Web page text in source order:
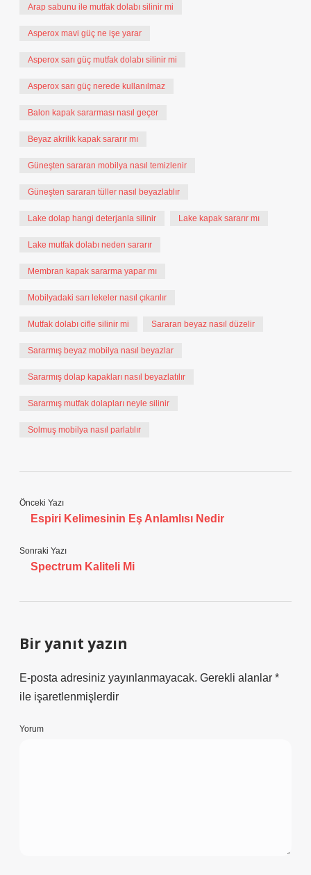
Arap sabunu ile mutfak dolabı silinir mi
Asperox mavi güç ne işe yarar
Asperox sarı güç mutfak dolabı silinir mi
Asperox sarı güç nerede kullanılmaz
Balon kapak sararması nasıl geçer
Beyaz akrilik kapak sararır mı
Güneşten sararan mobilya nasıl temizlenir
Güneşten sararan tüller nasıl beyazlatılır
Lake dolap hangi deterjanla silinir Lake kapak sararır mı
Lake mutfak dolabı neden sararır
Membran kapak sararma yapar mı
Mobilyadaki sarı lekeler nasıl çıkarılır
Mutfak dolabı cifle silinir mi Sararan beyaz nasıl düzelir
Sararmış beyaz mobilya nasıl beyazlar
Sararmış dolap kapakları nasıl beyazlatılır
Sararmış mutfak dolapları neyle silinir
Solmuş mobilya nasıl parlatılır
Önceki Yazı
Espiri Kelimesinin Eş Anlamlısı Nedir
Sonraki Yazı
Spectrum Kaliteli Mi
Bir yanıt yazın
E-posta adresiniz yayınlanmayacak. Gerekli alanlar *
ile işaretlenmişlerdir
Yorum